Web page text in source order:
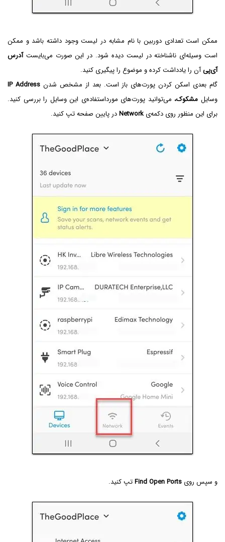
ممکن است تعدادی دوربین با نام مشابه در لیست وجود داشته باشد و ممکن
است وسیله‌ای ناشناخته در لیست دیده شود. در این صورت می‌بایستآدرس
آی‌پیآن را یادداشت کرده و موضوع را پیگیری کنید.
گام بعدی اسکن کردن پورت‌های باز است. بعد از مشخص شدنIP Address
وسایل مشکوک، می‌توانید پورت‌های مورداستفاده‌ی این وسایل را بررسی کنید.
برای این منظور روی دکمه‌ی Networkدر پایین صفحه تپ کنید.
و سپس روی Find Open Portsتپ کنید.